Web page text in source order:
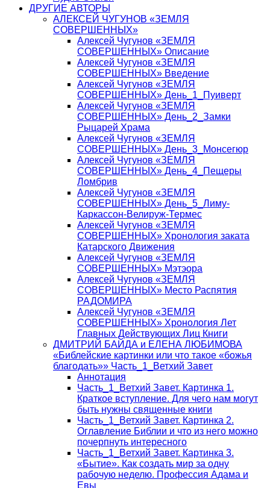
ДРУГИЕ АВТОРЫ
АЛЕКСЕЙ ЧУГУНОВ «ЗЕМЛЯ
СОВЕРШЕННЫХ»
Алексей Чугунов «ЗЕМЛЯ
СОВЕРШЕННЫХ» Описание
Алексей Чугунов «ЗЕМЛЯ
СОВЕРШЕННЫХ» Введение
Алексей Чугунов «ЗЕМЛЯ
СОВЕРШЕННЫХ» День_1_Пуиверт
Алексей Чугунов «ЗЕМЛЯ
СОВЕРШЕННЫХ» День_2_Замки
Рыцарей Храма
Алексей Чугунов «ЗЕМЛЯ
СОВЕРШЕННЫХ» День_3_Монсегюр
Алексей Чугунов «ЗЕМЛЯ
СОВЕРШЕННЫХ» День_4_Пещеры
Ломбрив
Алексей Чугунов «ЗЕМЛЯ
СОВЕРШЕННЫХ» День_5_Лиму-
Каркассон-Велируж-Термес
Алексей Чугунов «ЗЕМЛЯ
СОВЕРШЕННЫХ» Хронология заката
Катарского Движения
Алексей Чугунов «ЗЕМЛЯ
СОВЕРШЕННЫХ» Мэтэора
Алексей Чугунов «ЗЕМЛЯ
СОВЕРШЕННЫХ» Место Распятия
РАДОМИРА
Алексей Чугунов «ЗЕМЛЯ
СОВЕРШЕННЫХ» Хронология Лет
Главных Действующих Лиц Книги
ДМИТРИЙ БАЙДА и ЕЛЕНА ЛЮБИМОВА
«Библейские картинки или что такое «божья
благодать»» Часть_1_Ветхий Завет
Аннотация
Часть_1_Ветхий Завет. Картинка 1.
Краткое вступление. Для чего нам могут
быть нужны священные книги
Часть_1_Ветхий Завет. Картинка 2.
Оглавление Библии и что из него можно
почерпнуть интересного
Часть_1_Ветхий Завет. Картинка 3.
«Бытие». Как создать мир за одну
рабочую неделю. Профессия Адама и
Евы